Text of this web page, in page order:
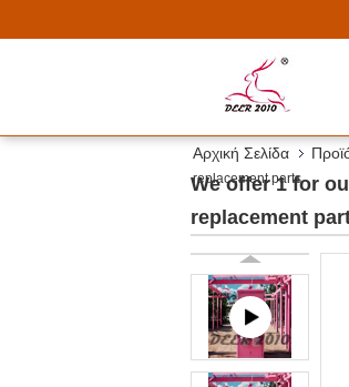
Αρχική Σελίδα
replacement parts
We offer 1 for
replacement